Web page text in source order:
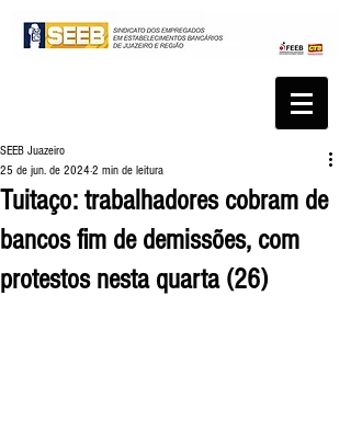
Tuitaço: trabalhadores cobram de
bancos fim de demissões, com
protestos nesta quarta (26)
SEEB Juazeiro
25 de jun. de 2024 2 min de leitura